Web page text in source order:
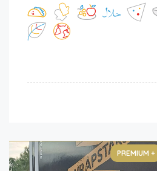
PREMIUM +